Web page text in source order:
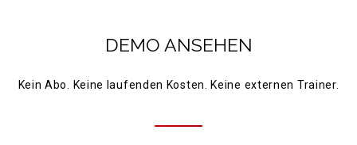
DEMO ANSEHEN
Kein Abo. Keine laufenden Kosten. Keine externen Trainer.